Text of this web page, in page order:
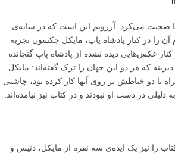
ما صحبت می‌کرد. آرزویم این است که در سایه‌ی
آن را در کنار پادشاه پاپ، مایکل جکسون تجربه
عکس‌هایی دیده نشده از پادشاه پاپ گنجانده
که هر دو این جهان را ترک گفته‌اند: مایکل
دو خیاطش بر روی آنها کار کرده بود، چاشنی
در دست او نبودند و در کتاب نیز نیامده‌اند.
را نیز یک ایده‌ی سه نفره از مایکل، دنیس و